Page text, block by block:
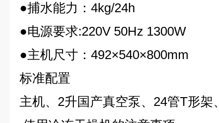
●捕水能力：4kg/24h
●电源要求:220V 50Hz 1300W
●主机尺寸：492×540×800mm
标准配置
主机、2升国产真空泵、24管T形架